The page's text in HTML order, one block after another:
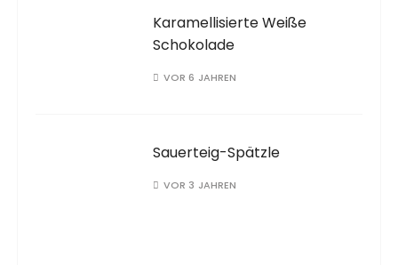
Karamellisierte Weiße
Schokolade
VOR 6 JAHREN
Sauerteig-Spätzle
VOR 3 JAHREN